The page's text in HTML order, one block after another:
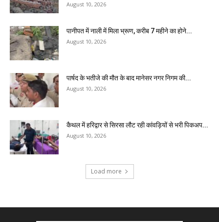
August 10, 2026
पानीपत में नाली में मिला भ्रूण, करीब 7 महीने का होने...
August 10, 2026
पार्षद के भतीजे की मौत के बाद मानेसर नगर निगम की...
August 10, 2026
कैथल में हरिद्वार से सिरसा लौट रही कांवड़ियों से भरी पिकअप...
August 10, 2026
Load more